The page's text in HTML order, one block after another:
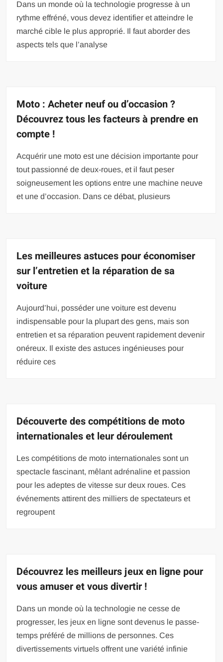
Dans un monde où la technologie progresse à un
rythme effréné, vous devez identifier et atteindre le
marché cible le plus approprié. Il faut aborder des
aspects tels que l’analyse
Moto : Acheter neuf ou d’occasion ?
Découvrez tous les facteurs à prendre en
compte !
Acquérir une moto est une décision importante pour
tout passionné de deux-roues, et il faut peser
soigneusement les options entre une machine neuve
et une d’occasion. Dans ce débat, plusieurs
Les meilleures astuces pour économiser
sur l’entretien et la réparation de sa
voiture
Aujourd’hui, posséder une voiture est devenu
indispensable pour la plupart des gens, mais son
entretien et sa réparation peuvent rapidement devenir
onéreux. Il existe des astuces ingénieuses pour
réduire ces
Découverte des compétitions de moto
internationales et leur déroulement
Les compétitions de moto internationales sont un
spectacle fascinant, mêlant adrénaline et passion
pour les adeptes de vitesse sur deux roues. Ces
événements attirent des milliers de spectateurs et
regroupent
Découvrez les meilleurs jeux en ligne pour
vous amuser et vous divertir !
Dans un monde où la technologie ne cesse de
progresser, les jeux en ligne sont devenus le passe-
temps préféré de millions de personnes. Ces
divertissements virtuels offrent une variété infinie